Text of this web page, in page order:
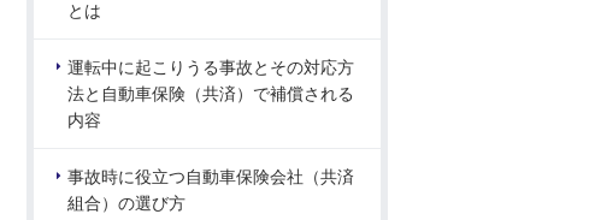
とは
運転中に起こりうる事故とその対応方
法と自動車保険（共済）で補償される
内容
事故時に役立つ自動車保険会社（共済
組合）の選び方